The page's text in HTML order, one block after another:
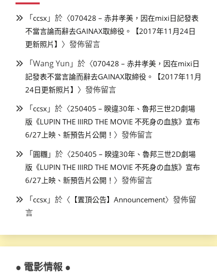
「ccsx 」於〈070428 – 赤井孝美，因在mixi日記發表
不當言論而辭去GAINAX取締役。【2017年11月24日
更新照片】 〉發佈留言
「Wang Yun 」於〈070428 – 赤井孝美，因在mixi日
記發表不當言論而辭去GAINAX取締役。【2017年11月
24日更新照片】 〉發佈留言
「ccsx 」於〈250405 – 睽違30年、魯邦三世2D劇場
版《LUPIN THE IIIRD THE MOVIE 不死身の血族》宣布
6/27上映、新預告片公開！ 〉發佈留言
「圓糰 」於〈250405 – 睽違30年、魯邦三世2D劇場
版《LUPIN THE IIIRD THE MOVIE 不死身の血族》宣布
6/27上映、新預告片公開！ 〉發佈留言
「ccsx 」於〈 【置頂公告】Announcement〉發佈留
言
● 電影情報 ●